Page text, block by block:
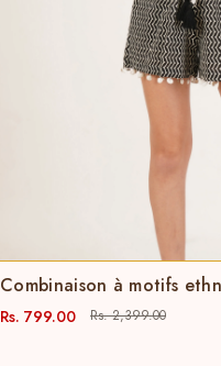
Combinaison à motifs
Rs. 799.00 Rs. 2,399.00